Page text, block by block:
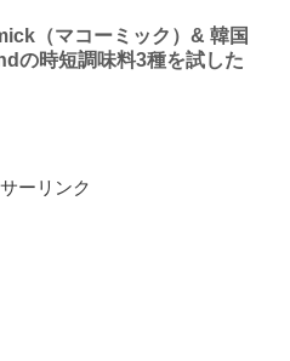
（マコーミック）& 韓国
の時短調味料3種を試した
ーリンク